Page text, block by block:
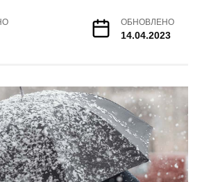
ОБНОВЛЕНО
14.04.2023